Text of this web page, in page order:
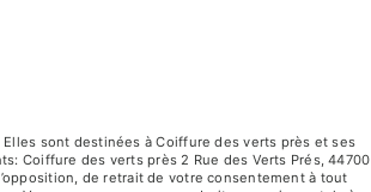
sont destinées à Coiffure des verts près et ses
Coiffure des verts près 2 Rue des Verts Prés, 44700
de retrait de votre consentement à tout